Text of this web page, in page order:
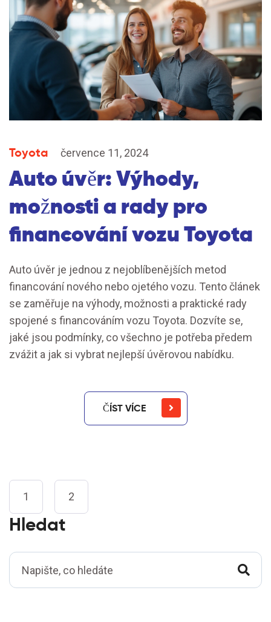
Toyota července 11, 2024
Auto úvěr: Výhody,
možnosti a rady pro
financování vozu Toyota
Auto úvěr je jednou z nejoblíbenějších metod
financování nového nebo ojetého vozu. Tento článek
se zaměřuje na výhody, možnosti a praktické rady
spojené s financováním vozu Toyota. Dozvíte se,
jaké jsou podmínky, co všechno je potřeba předem
zvážit a jak si vybrat nejlepší úvěrovou nabídku.
ČÍST VÍCE
1 2
Hledat